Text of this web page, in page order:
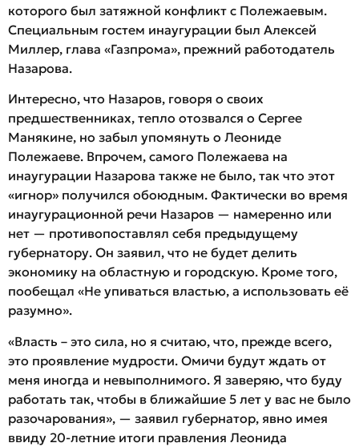
которого был затяжной конфликт с Полежаевым.
Специальным гостем инаугурации был Алексей
Миллер, глава «Газпрома», прежний работодатель
Назарова.
Интересно, что Назаров, говоря о своих
предшественниках, тепло отозвался о Сергее
Манякине, но забыл упомянуть о Леониде
Полежаеве. Впрочем, самого Полежаева на
инаугурации Назарова также не было, так что этот
«игнор» получился обоюдным. Фактически во время
инаугурационной речи Назаров — намеренно или
нет — противопоставлял себя предыдущему
губернатору. Он заявил, что не будет делить
экономику на областную и городскую. Кроме того,
пообещал «Не упиваться властью, а использовать её
разумно».
«Власть – это сила, но я считаю, что, прежде всего,
это проявление мудрости. Омичи будут ждать от
меня иногда и невыполнимого. Я заверяю, что буду
работать так, чтобы в ближайшие 5 лет у вас не было
разочарования», — заявил губернатор, явно имея
ввиду 20-летние итоги правления Леонида